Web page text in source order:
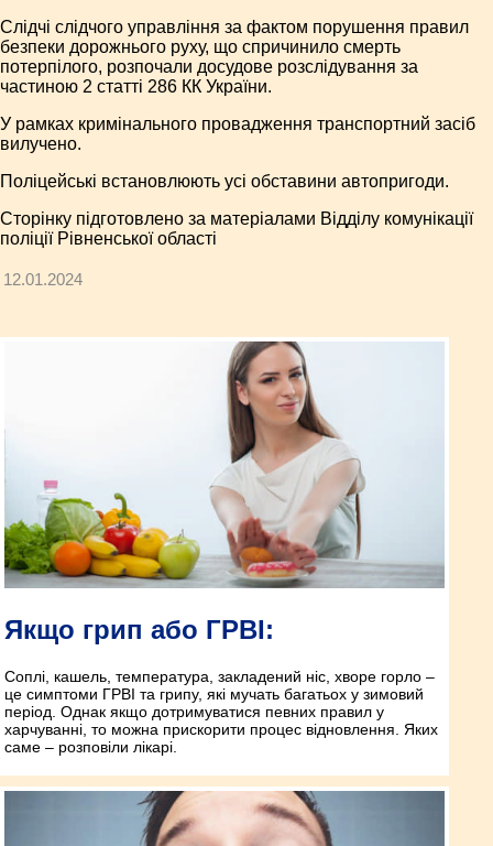
Слідчі слідчого управління за фактом порушення правил
безпеки дорожнього руху, що спричинило смерть
потерпілого, розпочали досудове розслідування за
частиною 2 статті 286 КК України.
У рамках кримінального провадження транспортний засіб
вилучено.
Поліцейські встановлюють усі обставини автопригоди.
Сторінку підготовлено за матеріалами Відділу комунікації
поліції Рівненської області
12.01.2024
Якщо грип або ГРВІ:
Соплі, кашель, температура, закладений ніс, хворе горло –
це симптоми ГРВІ та грипу, які мучать багатьох у зимовий
період. Однак якщо дотримуватися певних правил у
харчуванні, то можна прискорити процес відновлення. Яких
саме – розповіли лікарі.